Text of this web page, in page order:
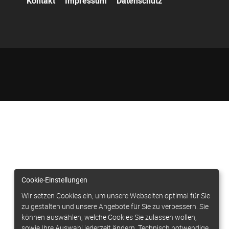
Cookie-Einstellungen
Wir setzen Cookies ein, um unsere Webseiten optimal für Sie
zu gestalten und unsere Angebote für Sie zu verbessern. Sie
können auswählen, welche Cookies Sie zulassen wollen,